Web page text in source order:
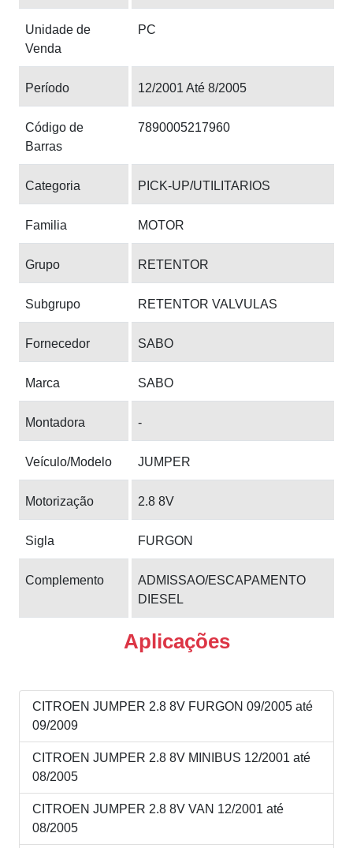
Unidade de
Venda
PC
Período 12/2001 Até 8/2005
Código de
Barras
7890005217960
Categoria PICK-UP/UTILITARIOS
Familia MOTOR
Grupo RETENTOR
Subgrupo RETENTOR VALVULAS
Fornecedor SABO
Marca SABO
Montadora -
Veículo/Modelo JUMPER
Motorização 2.8 8V
Sigla FURGON
Complemento
ADMISSAO/ESCAPAMENTO
DIESEL
Aplicações
CITROEN JUMPER 2.8 8V FURGON 09/2005 até
09/2009
CITROEN JUMPER 2.8 8V MINIBUS 12/2001 até
08/2005
CITROEN JUMPER 2.8 8V VAN 12/2001 até
08/2005